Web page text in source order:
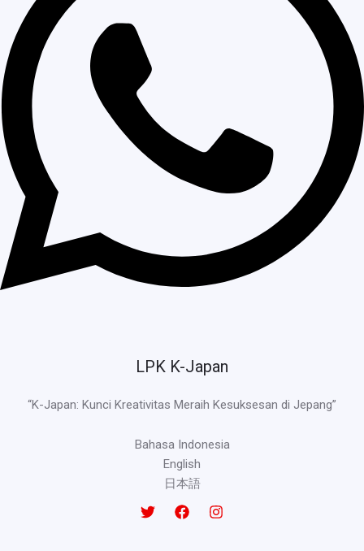
LPK K-Japan
“K-Japan: Kunci Kreativitas Meraih Kesuksesan di Jepang”
Bahasa Indonesia
English
日本語